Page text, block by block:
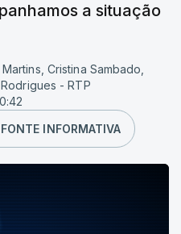
a situação
Cristina Sambado,
- RTP
INFORMATIVA